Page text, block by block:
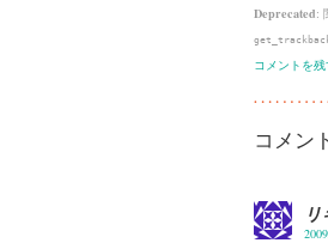
Deprecated:
コメントを
コメン